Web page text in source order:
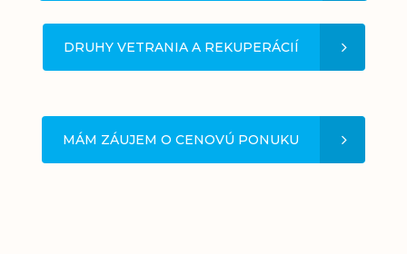
DRUHY VETRANIA A REKUPERÁCIÍ
MÁM ZÁUJEM O CENOVÚ PONUKU